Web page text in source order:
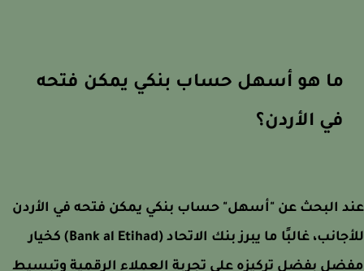
ما هو أسهل حساب بنكي يمكن فتحه
في الأردن؟
البحث عن "أسهل" حساب بنكي يمكن فتحه في الأردن
غالبًا ما يبرزبنك الاتحاد (Bank al Etihad)
كخيار
بفضل تركيزه على تجربة العملاء الرقمية وتبسيط